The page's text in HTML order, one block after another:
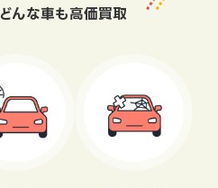
どんな車も高価買取